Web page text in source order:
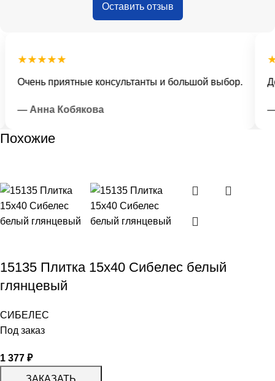
Оставить отзыв
★★★★★
Очень приятные консультанты и большой выбор.
— Анна Кобякова —
Похожие
15135 Плитка 15х40 Сибелес белый
глянцевый
СИБЕЛЕС
Под заказ
1 377 ₽
ЗАКАЗАТЬ